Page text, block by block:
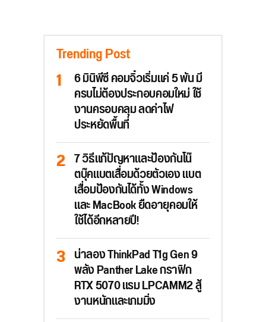
Trending Post
6 มินิพีซี คอมจิ๋วเริ่มแค่ 5 พัน มี
ครบไม่ต้องประกอบคอมใหม่ ใช้
งานครอบคลุม ลดค่าไฟ
ประหยัดพื้นที่
7 วิธีแก้ปัญหาและป้องกันโน๊
ตบุ๊คแบตเสื่อมด้วยตัวเอง แบต
เสื่อมป้องกันได้ทั้ง Windows
และ MacBook ยืดอายุคอมให้
ใช้ได้อีกหลายปี!
น่าลอง ThinkPad T1g Gen 9
พลัง Panther Lake กราฟิก
RTX 5070 แรม LPCAMM2 สู้
งานหนักและเกมมิ่ง